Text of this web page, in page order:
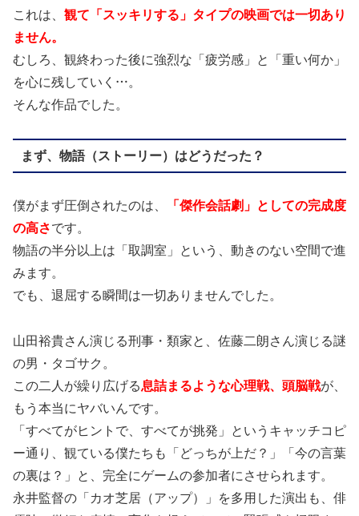
これは、 観て「スッキリする」タイプの映画では一切あり
ません。
むしろ、観終わった後に強烈な「疲労感」と「重い何か」
を心に残していく…。
そんな作品でした。
まず、物語（ストーリー）はどうだった？
僕がまず圧倒されたのは、
「傑作会話劇」としての完成度
の高さです。
物語の半分以上は「取調室」という、動きのない空間で進
みます。
でも、退屈する瞬間は一切ありませんでした。
山田裕貴さん演じる刑事・類家と、佐藤二朗さん演じる謎
の男・タゴサク。
この二人が繰り広げる息詰まるような心理戦、頭脳戦が、
もう本当にヤバいんです。
「すべてがヒントで、すべてが挑発」というキャッチコピ
ー通り、観ている僕たちも「どっちが上だ？」「今の言葉
の裏は？」と、完全にゲームの参加者にさせられます。
永井監督の「カオ芝居（アップ）」を多用した演出も、俳